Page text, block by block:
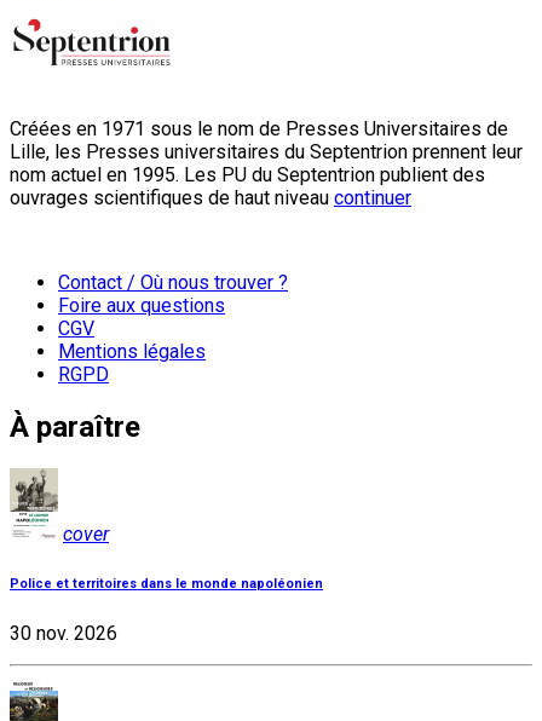
Créées en 1971 sous le nom de Presses Universitaires de
Lille, les Presses universitaires du Septentrion prennent leur
nom actuel en 1995. Les PU du Septentrion publient des
ouvrages scientifiques de haut niveau continuer
Contact / Où nous trouver ?
Foire aux questions
CGV
Mentions légales
RGPD
À paraître
cover
Police et territoires dans le monde napoléonien
30 nov. 2026